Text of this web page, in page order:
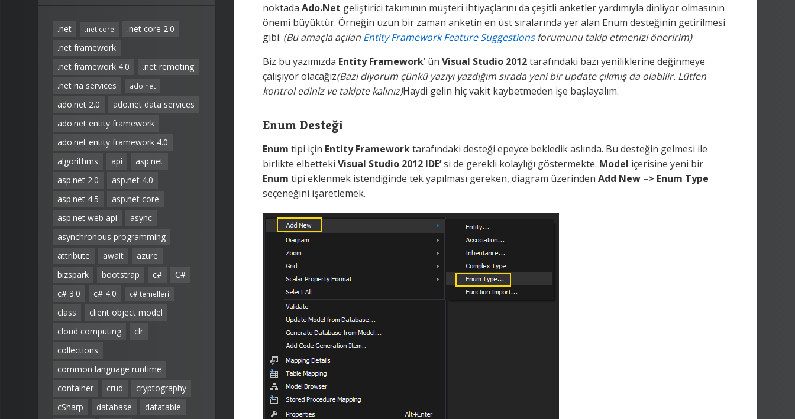
.net .net core
.net core 2.0
.net framework
.net framework 4.0
.net remoting
.net ria services
ado.net
ado.net 2.0
ado.net data services
ado.net entity framework
ado.net entity framework 4.0
algorithms
api
asp.net
asp.net 2.0
asp.net 4.0
asp.net 4.5
asp.net core
asp.net web api
async
asynchronous programming
attribute
await
azure
bizspark
bootstrap c#
C#
c# 3.0
c# 4.0 c# temelleri
class
client object model
cloud computing
clr
collections
common language runtime
container
crud
cryptography
cSharp
database
datatable
noktada Ado.Net geliştirici takımının müşteri ihtiyaçlarını da çeşitli anketler yardımıyla dinliyor olmasının
önemi büyüktür. Örneğin uzun bir zaman anketin en üst sıralarında yer alan Enum desteğinin getirilmesi
gibi. (Bu amaçla açılan Entity Framework Feature Suggestionsforumunu takip etmenizi öneririm)
Biz bu yazımızda Entity Framework’ ün Visual Studio 2012tarafındaki bazı yeniliklerine değinmeye
çalışıyor olacağız(Bazı diyorum çünkü yazıyı yazdığım sırada yeni bir update çıkmış da olabilir. Lütfen
kontrol ediniz ve takipte kalınız)Haydi gelin hiç vakit kaybetmeden işe başlayalım.
Enum Desteği
Enum tipi için Entity Frameworktarafındaki desteği epeyce bekledik aslında. Bu desteğin gelmesi ile
birlikte elbetteki Visual Studio 2012 IDE’si de gerekli kolaylığı göstermekte. Model içerisine yeni bir
Enum tipi eklenmek istendiğinde tek yapılması gereken, diagram üzerinden Add New –> Enum Type
seçeneğini işaretlemek.